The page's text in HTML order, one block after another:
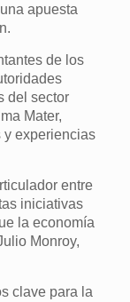
apuesta
de los
del sector
Mater,
y experiencias
entre
iniciativas
la economía
Monroy,
clave para la